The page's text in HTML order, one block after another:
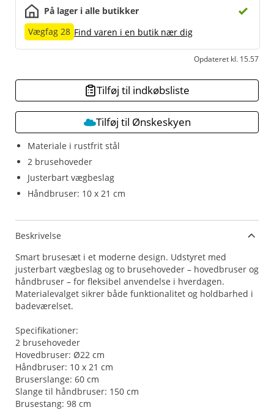
Materiale i rustfrit stål
2 brusehoveder
Justerbart vægbeslag
Håndbruser: 10 x 21 cm
På lager i alle butikker
Vægfag 28 Find varen i en butik nær dig
Opdateret kl. 15.57
Tilføj til indkøbsliste
Tilføj til Ønskeskyen
Beskrivelse
Smart brusesæt i et moderne design. Udstyret med
justerbart vægbeslag og to brusehoveder – hovedbruser og
håndbruser – for fleksibel anvendelse i hverdagen.
Materialevalget sikrer både funktionalitet og holdbarhed i
badeværelset.
Specifikationer:
2 brusehoveder
Hovedbruser: Ø22 cm
Håndbruser: 10 x 21 cm
Bruserslange: 60 cm
Slange til håndbruser: 150 cm
Brusestang: 98 cm